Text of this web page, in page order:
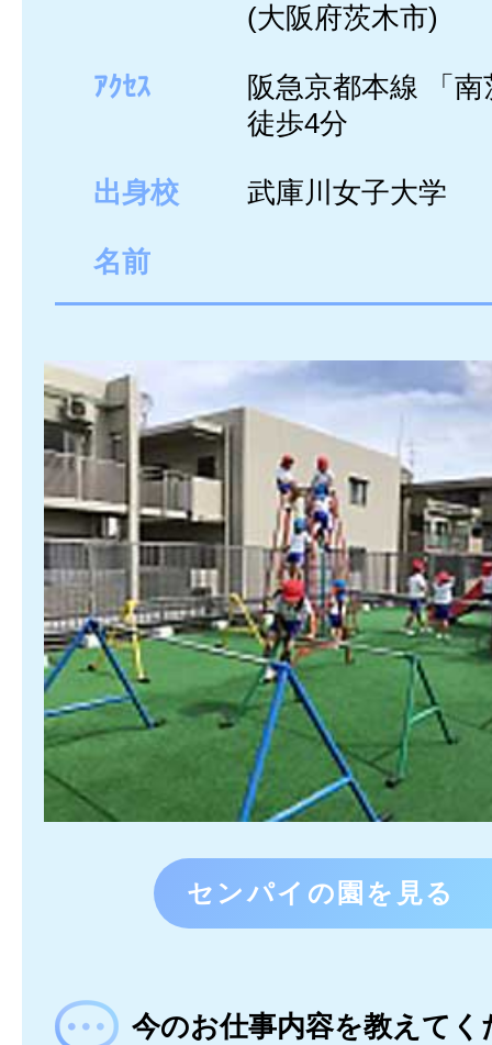
(大阪府茨木市)
ｱｸｾｽ
阪急京都本線 「
徒歩4分
出身校 武庫川女子大学
名前
センパイの園を見る
今のお仕事内容を教えてく